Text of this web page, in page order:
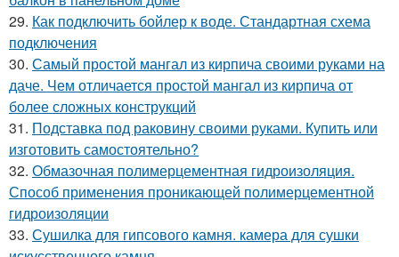
29. Как подключить бойлер к воде. Стандартная схема
подключения
30. Самый простой мангал из кирпича своими руками на
даче. Чем отличается простой мангал из кирпича от
более сложных конструкций
31. Подставка под раковину своими руками. Купить или
изготовить самостоятельно?
32. Обмазочная полимерцементная гидроизоляция.
Способ применения проникающей полимерцементной
гидроизоляции
33. Сушилка для гипсового камня. камера для сушки